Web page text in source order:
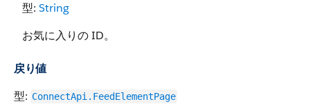
型: String
お気に入りの ID。
戻り値
型: ConnectApi.FeedElementPage